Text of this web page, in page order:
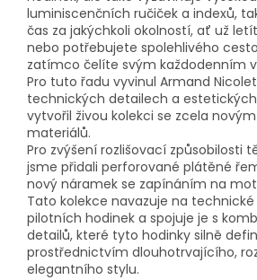
luminiscenčních ručiček a indexů,
čas za jakýchkoli okolností, ať už
nebo potřebujete spolehlivého
zatímco čelíte svým každodenním
Pro tuto řadu vyvinul Armand
technických detailech a
vytvořil živou kolekci se zcela
materiálů.
Pro zvýšení rozlišovací způsobilosti
jsme přidali perforované plátěné
nový náramek se zapínáním na
Tato kolekce navazuje na
pilotních hodinek a spojuje je s
detailů, které tyto hodinky silně
prostřednictvím dlouhotrvajícího,
elegantního stylu.